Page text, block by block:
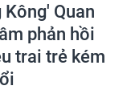
Kông' Quan
phản hồi
trai trẻ kém